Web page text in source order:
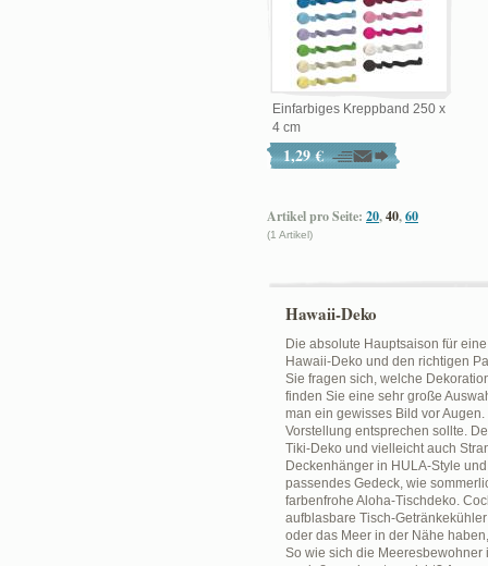
Einfarbiges Kreppband 250 x
4 cm
1,29 €
Artikel pro Seite: 20,40,60
(1 Artikel)
Hawaii-Deko
Die absolute Hauptsaison für
Hawaii-Deko und den richtigen
Sie fragen sich, welche
finden Sie eine sehr große
man ein gewisses Bild vor
Vorstellung entsprechen sollte.
Tiki-Deko und vielleicht auch
Deckenhänger in HULA-Style
passendes Gedeck, wie
farbenfrohe Aloha-Tischdeko.
aufblasbare Tisch-
oder das Meer in der Nähe
So wie sich die Meeresbewohner